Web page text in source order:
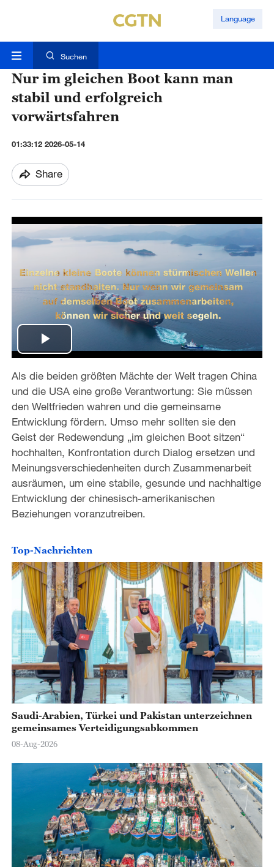
Language
Suchen
Nur im gleichen Boot kann man
stabil und erfolgreich
vorwärtsfahren
01:33:12 2026-05-14
Share
P
l
a
y
V
i
d
e
o
Als die beiden größten Mächte der Welt tragen China
und die USA eine große Verantwortung: Sie müssen
den Weltfrieden wahren und die gemeinsame
Entwicklung fördern. Umso mehr sollten sie den
Geist der Redewendung „im gleichen Boot sitzen“
hochhalten, Konfrontation durch Dialog ersetzen und
Meinungsverschiedenheiten durch Zusammenarbeit
ausräumen, um eine stabile, gesunde und nachhaltige
Entwicklung der chinesisch-amerikanischen
Beziehungen voranzutreiben.
Top-Nachrichten
Saudi-Arabien, Türkei und Pakistan unterzeichnen
gemeinsames Verteidigungsabkommen
08-Aug-2026